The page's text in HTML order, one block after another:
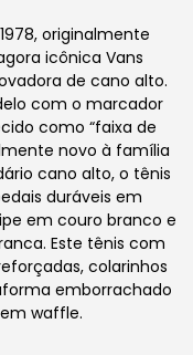
originalmente
icônica Vans
de cano alto.
com o marcador
como “faixa de
novo à família
cano alto, o tênis
duráveis em
em couro branco e
Este tênis com
colarinhos
emborrachado
waffle.